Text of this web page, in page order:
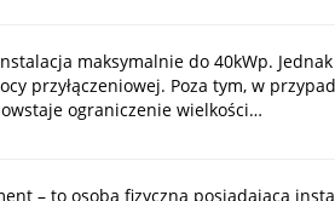
maksymalnie do 40kWp.
przyłączeniowej. Poza tym, w
ograniczenie wielkości…
– to osoba fizyczna posiadająca